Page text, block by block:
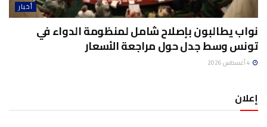
أخبار
نواب يطالبون بإصلاح شامل لمنظومة الدواء في
تونس وسط جدل حول مراجعة الأسعار
إعلان